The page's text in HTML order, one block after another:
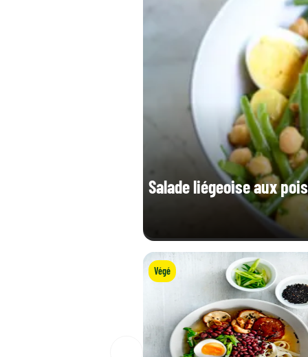
Vitamine B9 totale (µg)
Salade liégeoise aux
Végé